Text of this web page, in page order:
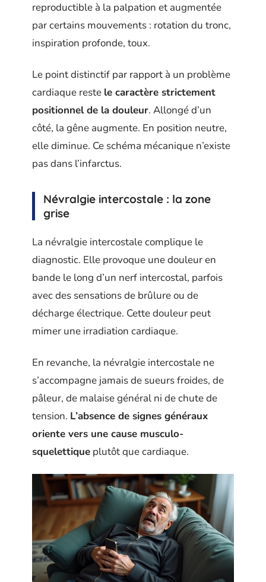
reproductible à la palpation et augmentée
par certains mouvements : rotation du tronc,
inspiration profonde, toux.
Le point distinctif par rapport à un problème
cardiaque reste le caractère strictement
positionnel de la douleur. Allongé d’un
côté, la gêne augmente. En position neutre,
elle diminue. Ce schéma mécanique n’existe
pas dans l’infarctus.
Névralgie intercostale : la zone
grise
La névralgie intercostale complique le
diagnostic. Elle provoque une douleur en
bande le long d’un nerf intercostal, parfois
avec des sensations de brûlure ou de
décharge électrique. Cette douleur peut
mimer une irradiation cardiaque.
En revanche, la névralgie intercostale ne
s’accompagne jamais de sueurs froides, de
pâleur, de malaise général ni de chute de
tension. L’absence de signes généraux
oriente vers une cause musculo-
squelettique plutôt que cardiaque.